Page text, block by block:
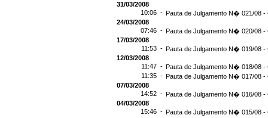
31/03/2008
10:06 - Pauta de Julgamento N� 021/08 -
24/03/2008
07:46 - Pauta de Julgamento N� 020/08 -
17/03/2008
11:53 - Pauta de Julgamento N� 019/08 -
12/03/2008
11:47 - Pauta de Julgamento N� 018/08 -
11:35 - Pauta de Julgamento N� 017/08 -
07/03/2008
14:52 - Pauta de Julgamento N� 016/08 -
04/03/2008
15:46 - Pauta de Julgamento N� 015/08 -